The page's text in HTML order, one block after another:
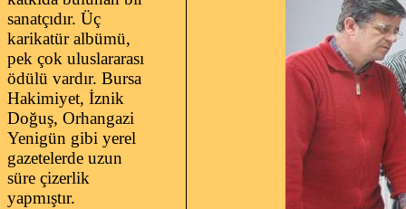
sanatçıdır. Üç
karikatür albümü,
pek çok uluslararası
ödülü vardır. Bursa
Hakimiyet, İznik
Doğuş, Orhangazi
Yenigün gibi yerel
gazetelerde uzun
süre çizerlik
yapmıştır.